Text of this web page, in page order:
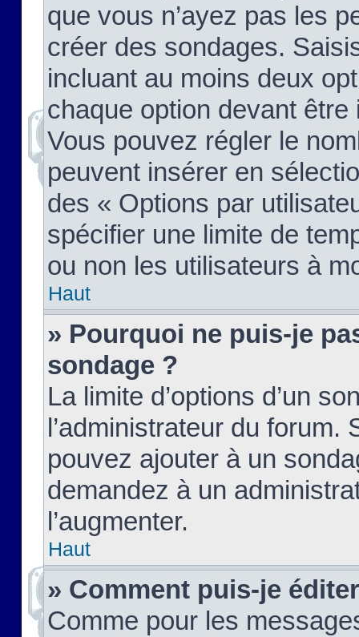
que vous n’ayez pas les
créer des sondages.
incluant au moins deux
chaque option devant
Vous pouvez régler le
peuvent insérer en
des « Options par
spécifier une limite de
ou non les utilisateurs à
Haut
» Pourquoi ne puis-je
sondage ?
La limite d’options d’un
l’administrateur du forum.
pouvez ajouter à un
demandez à un
l’augmenter.
Haut
» Comment puis-je
Comme pour les